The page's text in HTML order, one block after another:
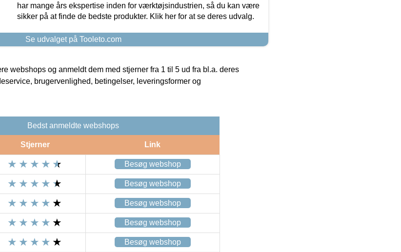
har mange års ekspertise inden for værktøjsindustrien, så du kan være
sikker på at finde de bedste produkter. Klik her for at se deres udvalg.
Se udvalget på Tooleto.com
webshops og anmeldt dem med stjerner fra 1 til 5 ud fra bl.a. deres
brugervenlighed, betingelser, leveringsformer og
Bedst anmeldte webshops
Stjerner Link
Besøg webshop
Besøg webshop
Besøg webshop
Besøg webshop
Besøg webshop